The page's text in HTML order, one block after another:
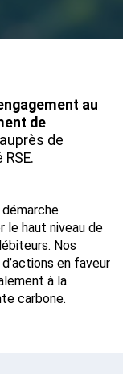
au
de
de
le haut niveau de
Nos
en faveur
à la
carbone.